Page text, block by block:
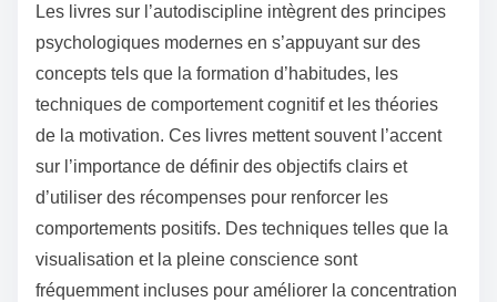
Les livres sur l’autodiscipline intègrent des principes
psychologiques modernes en s’appuyant sur des
concepts tels que la formation d’habitudes, les
techniques de comportement cognitif et les théories
de la motivation. Ces livres mettent souvent l’accent
sur l’importance de définir des objectifs clairs et
d’utiliser des récompenses pour renforcer les
comportements positifs. Des techniques telles que la
visualisation et la pleine conscience sont
fréquemment incluses pour améliorer la concentration